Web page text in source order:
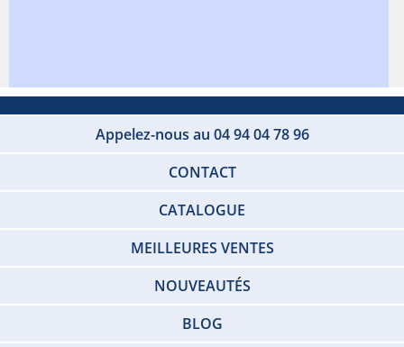
Appelez-nous au 04 94 04 78 96
CONTACT
CATALOGUE
MEILLEURES VENTES
NOUVEAUTÉS
BLOG